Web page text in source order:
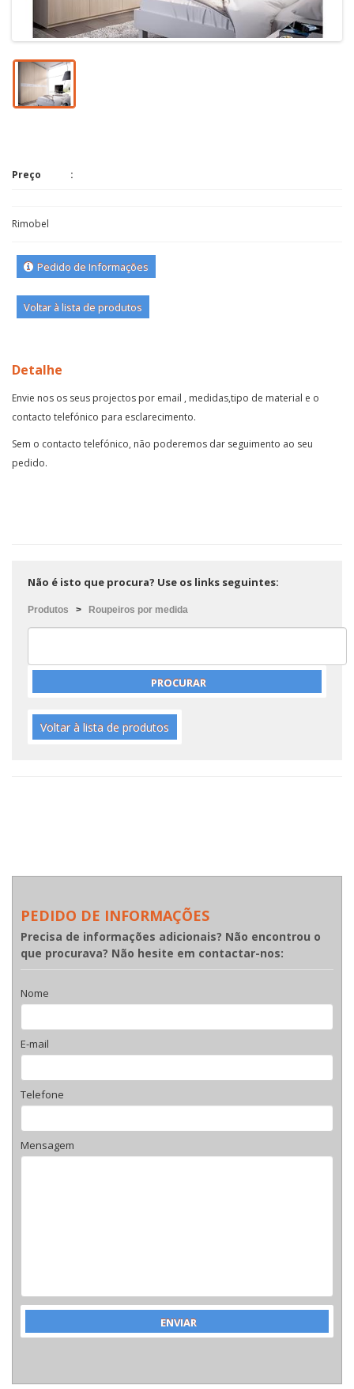
Preço
Rimobel
Pedido de Informações
Voltar à lista de produtos
Detalhe
Envie nos os seus projectos por email , medidas,tipo de material e o
contacto telefónico para esclarecimento.
Sem o contacto telefónico, não poderemos dar seguimento ao seu
pedido.
Não é isto que procura? Use os links seguintes:
Produtos > Roupeiros por medida
Voltar à lista de produtos
PEDIDO DE INFORMAÇÕES
Precisa de informações adicionais? Não encontrou o
que procurava? Não hesite em contactar-nos:
Nome
E-mail
Telefone
Mensagem